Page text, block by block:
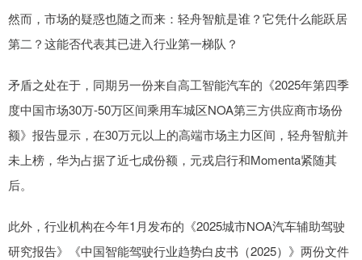
然而，市场的疑惑也随之而来：轻舟智航是谁？它凭什么能跃居
第二？这能否代表其已进入行业第一梯队？
矛盾之处在于，同期另一份来自高工智能汽车的《2025年第四季
度中国市场30万-50万区间乘用车城区NOA第三方供应商市场份
额》报告显示，在30万元以上的高端市场主力区间，轻舟智航并
未上榜，华为占据了近七成份额，元戎启行和Momenta紧随其
后。
此外，行业机构在今年1月发布的《2025城市NOA汽车辅助驾驶
研究报告》《中国智能驾驶行业趋势白皮书（2025）》两份文件